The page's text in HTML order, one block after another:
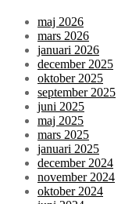
maj 2026
mars 2026
januari 2026
december 2025
oktober 2025
september 2025
juni 2025
maj 2025
mars 2025
januari 2025
december 2024
november 2024
oktober 2024